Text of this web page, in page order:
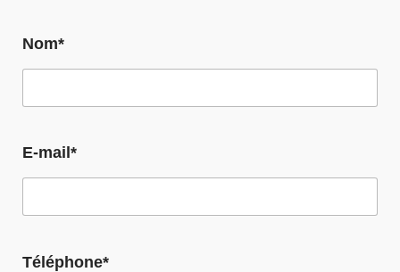
Nom*
E-mail*
Téléphone*